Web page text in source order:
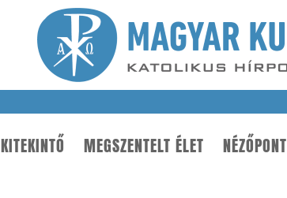
KITEKINTŐ MEGSZENTELT ÉLET NÉZŐPONT